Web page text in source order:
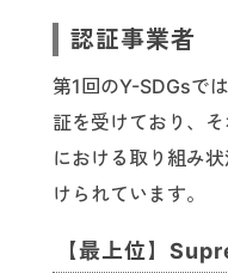
認証事業者
第1回のY-SDGsで
証を受けており、
における取り組み
けられています。
【最上位】